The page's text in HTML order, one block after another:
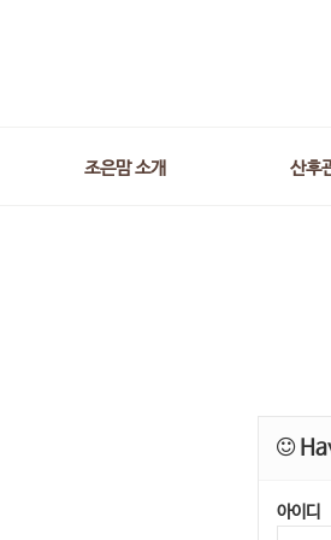
조은맘 소개 산후
아이디